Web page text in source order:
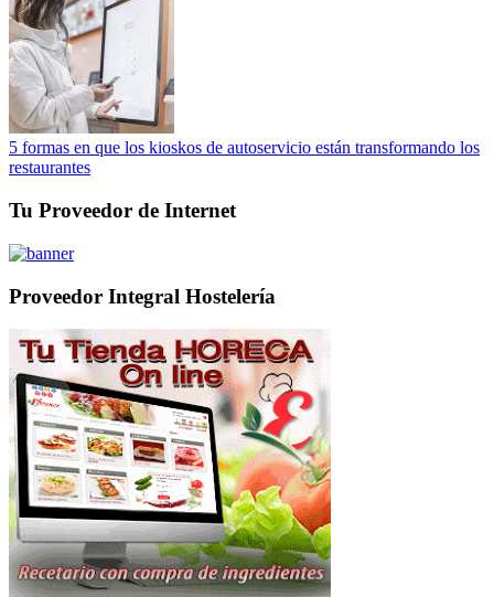
5 formas en que los kioskos de autoservicio están transformando los
restaurantes
Tu Proveedor de Internet
Proveedor Integral Hostelería